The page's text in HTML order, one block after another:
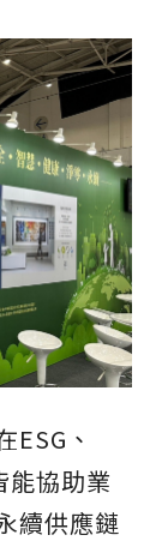
、
能協助業
續供應鏈